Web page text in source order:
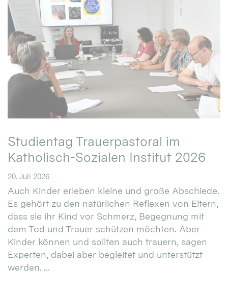
Studientag Trauerpastoral im
Katholisch-Sozialen Institut 2026
20. Juli 2026
Auch Kinder erleben kleine und große Abschiede.
Es gehört zu den natürlichen Reflexen von Eltern,
dass sie ihr Kind vor Schmerz, Begegnung mit
dem Tod und Trauer schützen möchten. Aber
Kinder können und sollten auch trauern, sagen
Experten, dabei aber begleitet und unterstützt
werden. ...